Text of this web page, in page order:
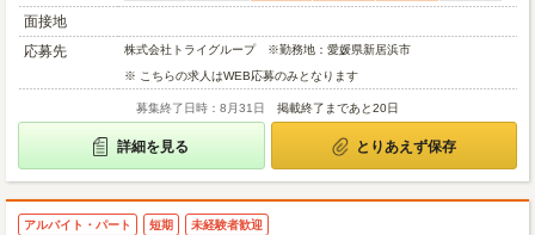
面接地
応募先
株式会社トライグループ ※勤務地：愛媛県新居浜市
※ こちらの求人はWEB応募のみとなります
募集終了日時：8月31日 掲載終了まであと20日
詳細を見る とりあえず保存
アルバイト・パート 短期 未経験者歓迎